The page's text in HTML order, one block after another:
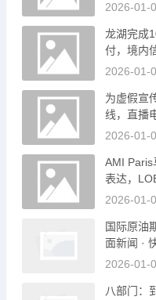
2026-01-
龙湖完成
付，境内
元|界面新
2026-01-
为虚假宣
线，直播
界面新闻
2026-01-
AMI Paris
表达，
新岁的勇
2026-01-
国际原油
面新闻 ·
2026-01-
八部门：